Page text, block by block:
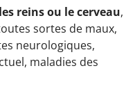
reins ou le cerveau,
sortes de maux,
neurologiques,
maladies des